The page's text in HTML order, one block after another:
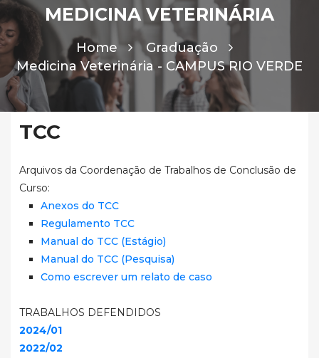
MEDICINA VETERINÁRIA
Home
Graduação
Medicina Veterinária - CAMPUS RIO VERDE
TCC
Arquivos da Coordenação de Trabalhos de Conclusão de
Curso:
Anexos do TCC
Regulamento TCC
Manual do TCC (Estágio)
Manual do TCC (Pesquisa)
Como escrever um relato de caso
TRABALHOS DEFENDIDOS
2024/01
2022/02